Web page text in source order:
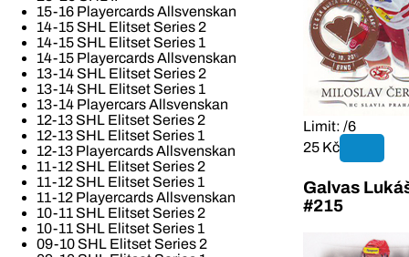
15-16 Playercards Allsvenskan
14-15 SHL Elitset Series 2
14-15 SHL Elitset Series 1
14-15 Playercards Allsvenskan
13-14 SHL Elitset Series 2
13-14 SHL Elitset Series 1
13-14 Playercars Allsvenskan
12-13 SHL Elitset Series 2
12-13 SHL Elitset Series 1
12-13 Playercards Allsvenskan
11-12 SHL Elitset Series 2
11-12 SHL Elitset Series 1
11-12 Playercards Allsvenskan
10-11 SHL Elitset Series 2
10-11 SHL Elitset Series 1
09-10 SHL Elitset Series 2
Limit: /6
25 Kč
Galvas
#215